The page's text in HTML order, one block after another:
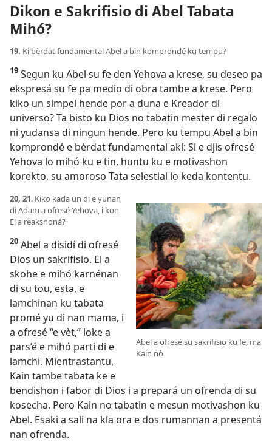
Dikon e Sakrifisio di Abel Tabata
Mihó?
19. Ki bèrdat fundamental Abel a bin komprondé ku tempu?
19 Segun ku Abel su fe den Yehova a krese, su deseo pa
ekspresá su fe pa medio di obra tambe a krese. Pero
kiko un simpel hende por a duna e Kreador di
universo? Ta bisto ku Dios no tabatin mester di regalo
ni yudansa di ningun hende. Pero ku tempu Abel a bin
komprondé e bèrdat fundamental akí: Si e djis ofresé
Yehova lo mihó ku e tin, huntu ku e motivashon
korekto, su amoroso Tata selestial lo keda kontentu.
Abel a ofresé su sakrifisio ku fe, ma
Kain nò
20, 21. Kiko kada un di e yunan
di Adam a ofresé Yehova, i kon
El a reakshoná?
20 Abel a disidí di ofresé
Dios un sakrifisio. El a
skohe e mihó karnénan
di su tou, esta, e
lamchinan ku tabata
promé yu di nan mama, i
a ofresé “e vèt,” loke a
pars’é e mihó parti di e
lamchi. Mientrastantu,
Kain tambe tabata ke e
bendishon i fabor di Dios i a prepará un ofrenda di su
kosecha. Pero Kain no tabatin e mesun motivashon ku
Abel. Esaki a sali na kla ora e dos rumannan a presentá
nan ofrenda.